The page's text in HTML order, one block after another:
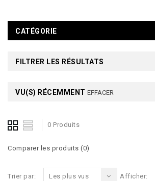
CATÉGORIE
FILTRER LES RÉSULTATS
VU(S) RÉCEMMENT EFFACER
0 Produits
Comparer les produits (0)
Trier par: Les plus vus Afficher: